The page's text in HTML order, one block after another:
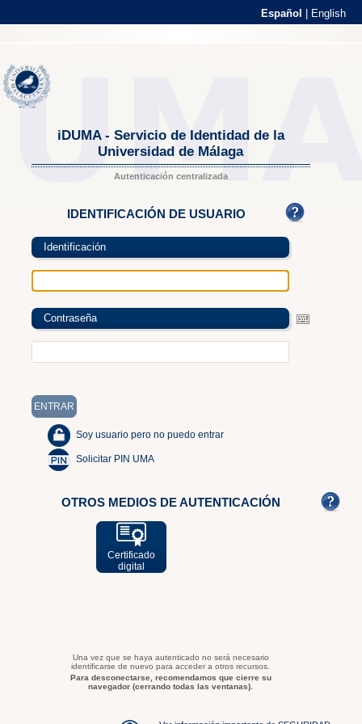
Español English
iDUMA - Servicio de Identidad de la
Universidad de Málaga
Autenticación centralizada
IDENTIFICACIÓN DE USUARIO
Identificación
Contraseña
Soy usuario pero no puedo entrar
Solicitar PIN UMA
OTROS MEDIOS DE AUTENTICACIÓN
Certificado
digital
Una vez que se haya autenticado no será necesario
identificarse de nuevo para acceder a otros recursos.
Para desconectarse, recomendamos que cierre su
navegador (cerrando todas las ventanas).